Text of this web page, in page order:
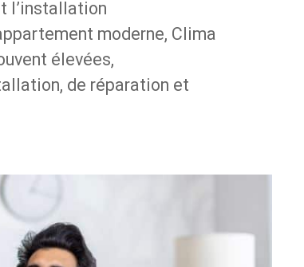
l’installation
moderne, Clima
élevées,
de réparation et